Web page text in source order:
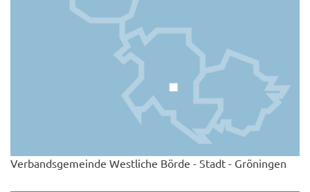
Verbandsgemeinde Westliche Börde - Stadt - Gröningen